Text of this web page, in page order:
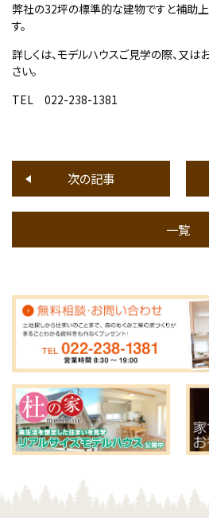
弊社の32坪の標準的な建物ですと補助
す。
詳しくは、モデルハウスご見学の際、又
さい。
TEL 022-238-1381
次の記事
一覧